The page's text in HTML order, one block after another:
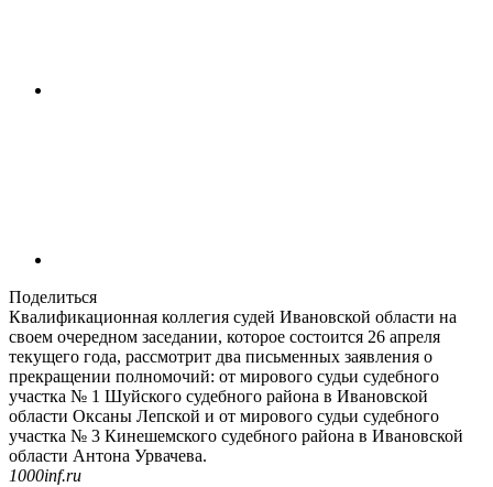
Поделиться
Квалификационная коллегия судей Ивановской области на
своем очередном заседании, которое состоится 26 апреля
текущего года, рассмотрит два письменных заявления о
прекращении полномочий: от мирового судьи судебного
участка № 1 Шуйского судебного района в Ивановской
области Оксаны Лепской и от мирового судьи судебного
участка № 3 Кинешемского судебного района в Ивановской
области Антона Урвачева.
1000inf.ru